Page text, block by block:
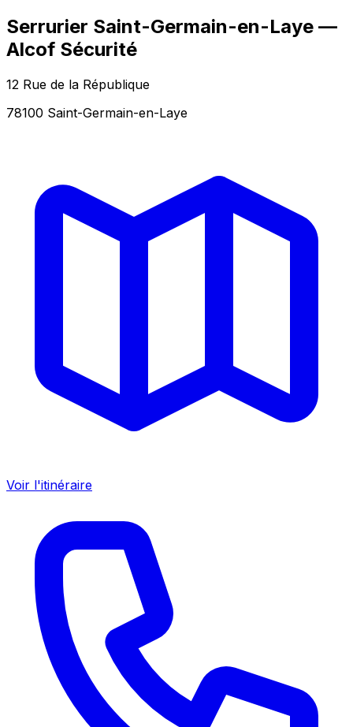
Serrurier Saint-Germain-en-Laye —
Alcof Sécurité
12 Rue de la République
78100 Saint-Germain-en-Laye
Voir l'itinéraire